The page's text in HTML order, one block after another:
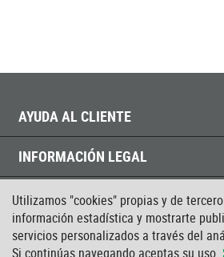
Utilizamos "cookies" propias y de
información estadística y mostrarte
servicios personalizados a través del
Si continúas navegando aceptas su uso.
AYUDA AL CLIENTE
INFORMACIÓN LEGAL
CONTACTO
CERTIFICADO ISO